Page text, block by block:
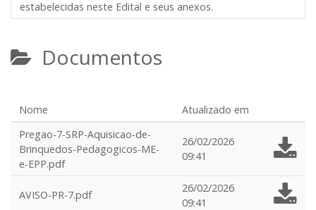
estabelecidas neste Edital e seus anexos.
Documentos
Nome
Atualizado em
Pregao-7-SRP-Aquisicao-de-
Brinquedos-Pedagogicos-ME-
e-EPP.pdf
26/02/2026
09:41
AVISO-PR-7.pdf
26/02/2026
09:41